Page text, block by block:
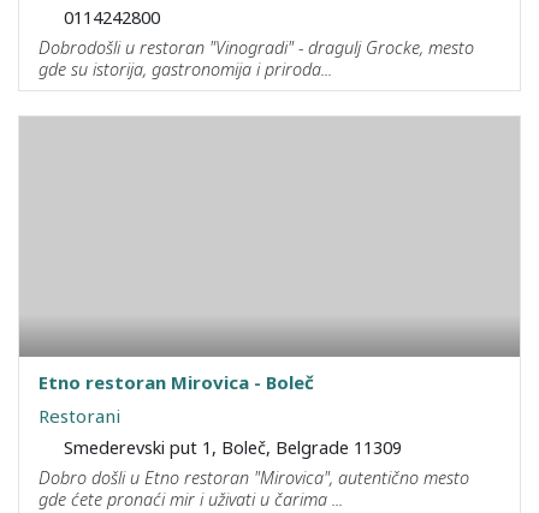
0114242800
Dobrodošli u restoran "Vinogradi" - dragulj Grocke, mesto
gde su istorija, gastronomija i priroda...
Etno restoran Mirovica - Boleč
Restorani
Smederevski put 1, Boleč, Belgrade 11309
Dobro došli u Etno restoran "Mirovica", autentično mesto
gde ćete pronaći mir i uživati u čarima ...